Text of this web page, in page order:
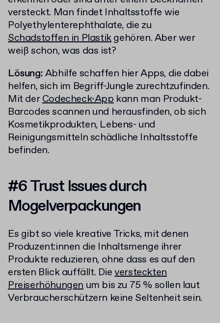
versteckt. Man findet Inhaltsstoffe wie
Polyethylenterephthalate, die zu
Schadstoffen in Plastikgehören. Aber wer
weiß schon, was das ist?
Lösung:Abhilfe schaffen hier Apps, die dabei
helfen, sich im Begriff-Jungle zurechtzufinden.
Mit derCodecheck-Appkann man Produkt-
Barcodes scannen und herausfinden, ob sich
Kosmetikprodukten, Lebens- und
Reinigungsmitteln schädliche Inhaltsstoffe
befinden.
#6 Trust Issues durch
Mogelverpackungen
Es gibt so viele kreative Tricks, mit denen
Produzent:innen die Inhaltsmenge ihrer
Produkte reduzieren, ohne dass es auf den
ersten Blick auffällt. Dieversteckten
Preiserhöhungen um bis zu 75 % sollen laut
Verbraucherschützern keine Seltenheit sein.